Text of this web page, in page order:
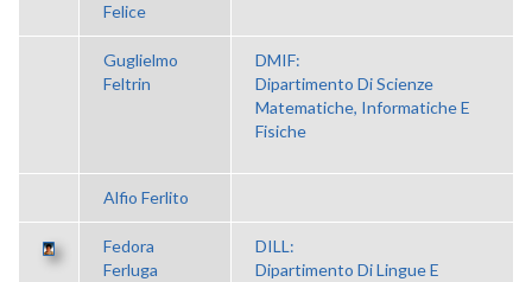
Felice
Guglielmo
Feltrin
DMIF:
Dipartimento Di Scienze
Matematiche, Informatiche E
Fisiche
Alfio Ferlito
Fedora
Ferluga
DILL:
Dipartimento Di Lingue E